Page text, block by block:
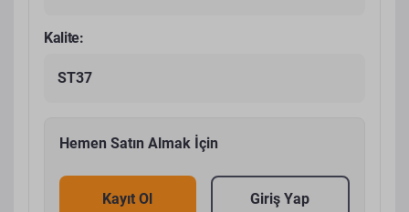
Kalite:
ST37
Hemen Satın Almak İçin
Kayıt Ol Giriş Yap